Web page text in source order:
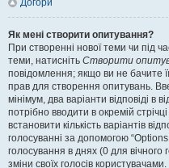
Догори
Як мені створити опитування?
При створенні нової теми чи під
теми, натисніть Створити
повідомлення; якщо ви не бачите
прав для створення опитувань.
мінімум, два варіанти відповіді в
потрібно вводити в окремій
встановити кількість варіантів
голосуванні за допомогою
голосування в днях (0 для вічного
зміни своїх голосів користувачами.